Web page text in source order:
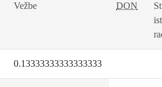
Vežbe DON
0.13333333333333333